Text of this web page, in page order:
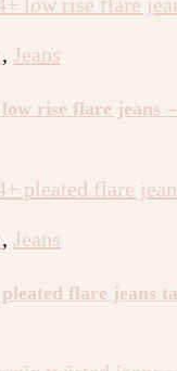
, Jeans
rise flare jeans
, Jeans
flare jeans